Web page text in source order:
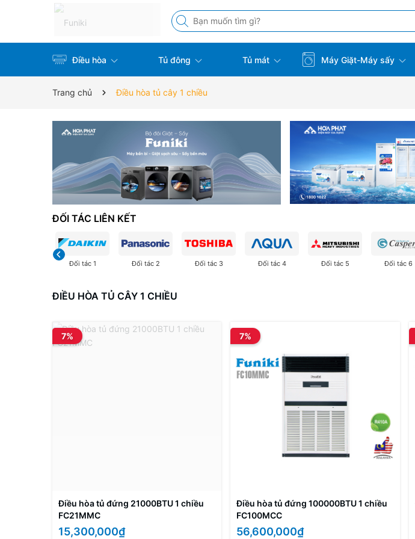
Điều hòa Tủ đông Tủ mát Máy Giặt-Máy sấy
Trang chủ Điều hòa tủ cây 1 chiều
ĐỐI TÁC LIÊN KẾT
Đối tác 1 Đối tác 2 Đối tác 3 Đối tác 4 Đối tác 5 Đối tác 6
ĐIỀU HÒA TỦ CÂY 1 CHIỀU
7%
Điều hòa tủ đứng 21000BTU 1 chiều
FC21MMC
15,300,000₫
7%
Điều hòa tủ đứng 100000BTU 1 chiều
FC100MCC
56,600,000₫